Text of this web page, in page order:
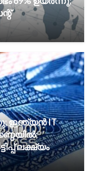
ഇന്ത്യൻ IT
ലക്ഷ്യം